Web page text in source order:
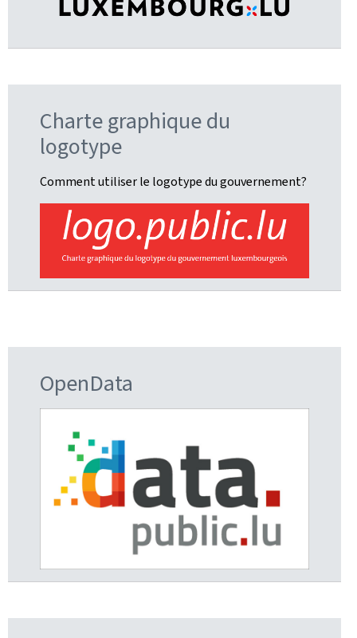
Charte graphique du
logotype
Comment utiliser le logotype du gouvernement?
OpenData